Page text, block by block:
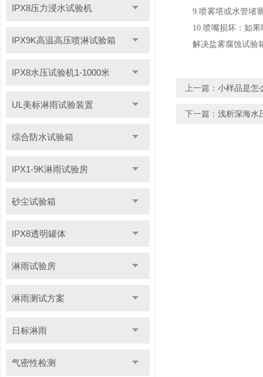
IPX8压力浸水试验机
IPX9K高温高压喷淋试验箱
IPX8水压试验机1-1000米
UL美标淋雨试验装置
综合防水试验箱
IPX1-9K淋雨试验房
砂尘试验箱
IPX8透明罐体
淋雨试验房
淋雨测试方案
日标淋雨
气密性检测
9.喷雾塔或水管堵
10.喷嘴损坏：如
解决盐雾腐蚀试验
上一篇： 小样品是怎
下一篇： 浅析深海水